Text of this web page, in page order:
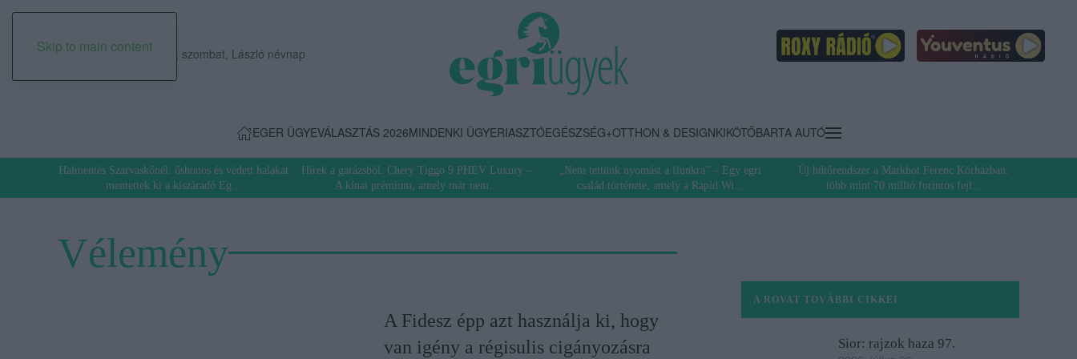
Skip to main content
2026. augusztus 08., szombat, László névnap
EGER ÜGYEVÁLASZTÁS 2026MINDENKI ÜGYERIASZTÓEGÉSZSÉG+OTTHON & DESIGNKIKÖTŐBARTA AUTÓ
Halmentés Szarvaskőnél: őshonos és védett halakat
mentettek ki a kiszáradó Eg...
Hírek a garázsból: Chery Tiggo 9 PHEV Luxury –
A kínai prémium, amely már nem...
„Nem tettünk nyomást a fiunkra” – Egy egri
család története, amely a Rapid Wi...
Új hűtőrendszer a Markhot Ferenc Kórházban:
több mint 70 millió forintos fejl...
Vélemény
A Fidesz épp azt használja ki, hogy
van igény a régisulis cigányozásra
A ROVAT TOVÁBBI CIKKEI
Sior: rajzok haza 97.